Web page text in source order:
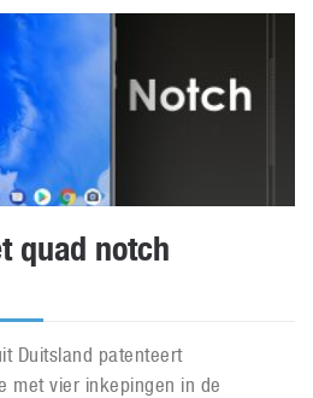
quad notch
Duitsland patenteert
met vier inkepingen in de